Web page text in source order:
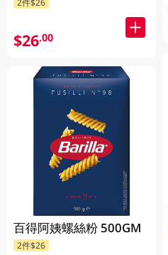
2件$26
$26.00
百得阿姨螺絲粉 500GM
2件$26